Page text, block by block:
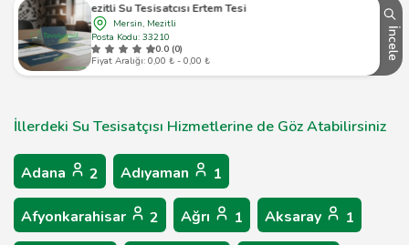
Mezitli Su Tesisatcısı Ertem Tesisat
Mersin, Mezitli
Posta Kodu: 33210
0.0 (0)
Fiyat Aralığı: 0,00 ₺ - 0,00 ₺
İncele
İllerdeki Su Tesisatçısı Hizmetlerine de Göz Atabilirsiniz
Adana 2 Adıyaman 1
Afyonkarahisar 2 Ağrı 1 Aksaray 1